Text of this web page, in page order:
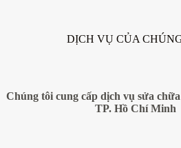
DỊCH VỤ CỦA
Chúng tôi cung cấp dịch vụ sửa
TP. Hồ Chí Minh